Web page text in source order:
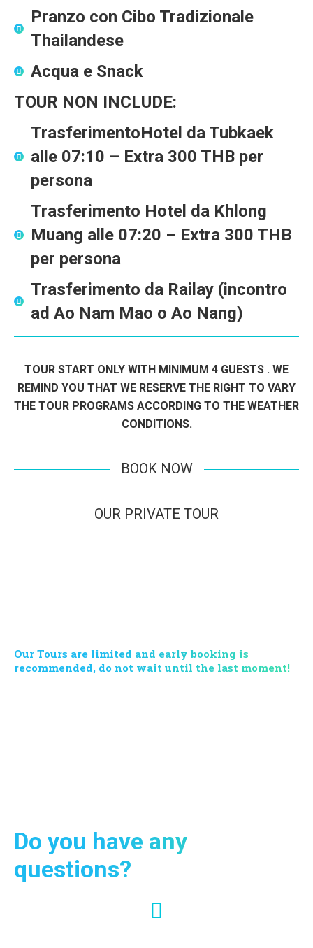
Pranzo con Cibo Tradizionale
Thailandese
Acqua e Snack
TOUR NON INCLUDE:
TrasferimentoHotel da Tubkaek
alle 07:10 – Extra 300 THB per
persona
Trasferimento Hotel da Khlong
Muang alle 07:20 – Extra 300 THB
per persona
Trasferimento da Railay (incontro
ad Ao Nam Mao o Ao Nang)
TOUR START ONLY WITH MINIMUM 4 GUESTS . WE
REMIND YOU THAT WE RESERVE THE RIGHT TO VARY
THE TOUR PROGRAMS ACCORDING TO THE WEATHER
CONDITIONS.
BOOK NOW
OUR PRIVATE TOUR
Our Tours are limited and early booking is
recommended, do not wait until the last moment!
Do you have any
questions?